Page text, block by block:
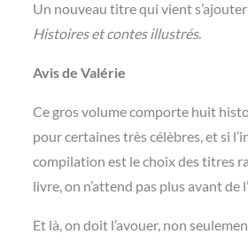
Un nouveau titre qui vient
Histoires et contes illustrés.
Avis de Valérie
Ce gros volume comporte huit
pour certaines très célèbres, et si
compilation est le choix des titres
livre, on n’attend pas plus avant de
Et là, on doit l’avouer, non